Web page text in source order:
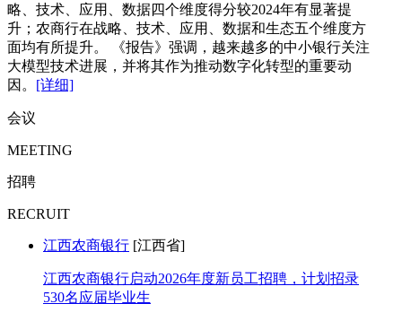
略、技术、应用、数据四个维度得分较2024年有显著提
升；农商行在战略、技术、应用、数据和生态五个维度方
面均有所提升。 《报告》强调，越来越多的中小银行关注
大模型技术进展，并将其作为推动数字化转型的重要动
因。 [详细]
会议
MEETING
招聘
RECRUIT
江西农商银行 [江西省]
江西农商银行启动2026年度新员工招聘，计划招录
530名应届毕业生